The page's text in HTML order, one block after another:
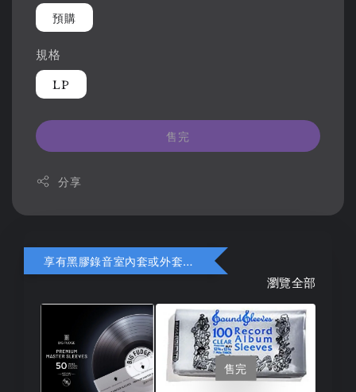
預購
規格
LP
售完
分享
享有黑膠錄音室內套或外套折扣
瀏覽全部
售完